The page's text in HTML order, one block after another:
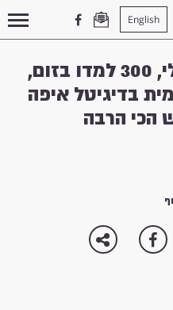
English
300 איש למדו פרונטלי, 300 למדו בזום, 300 למדו בלמידה עצמית בדיגיטל
300 איש למדו פרונטלי, 300 למדו בזום,
בדיגיטל איפה
הכי הרבה